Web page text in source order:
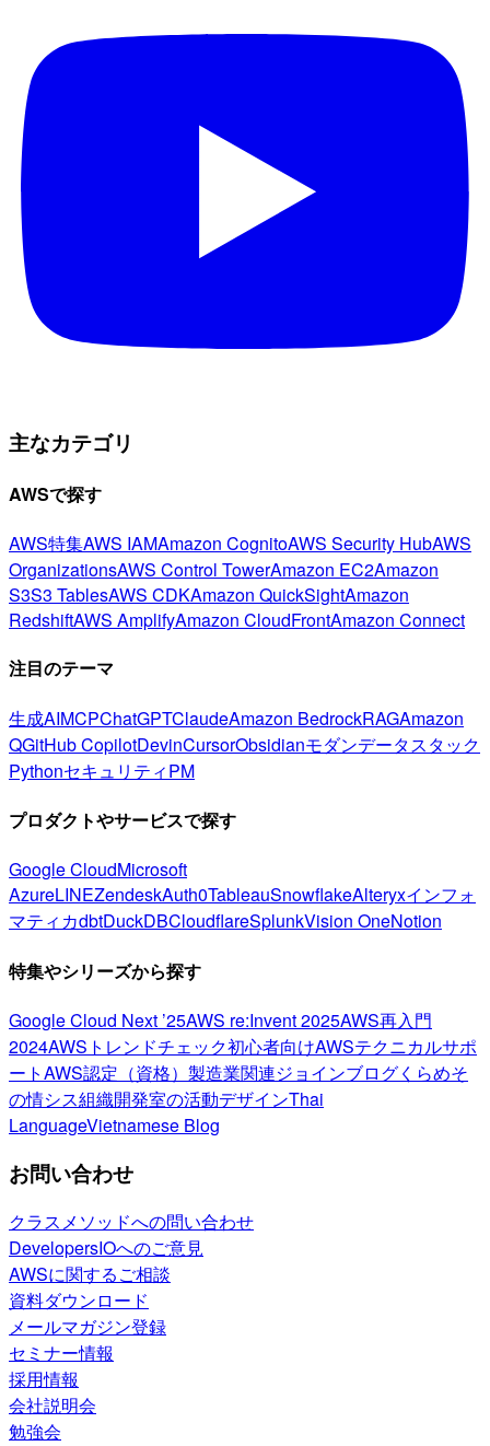
主なカテゴリ
AWSで探す
AWS特集AWS IAMAmazon CognitoAWS Security HubAWS
OrganizationsAWS Control TowerAmazon EC2Amazon
S3S3 TablesAWS CDKAmazon QuickSightAmazon
RedshiftAWS AmplifyAmazon CloudFrontAmazon Connect
注目のテーマ
生成AIMCPChatGPTClaudeAmazon BedrockRAGAmazon
QGitHub CopilotDevinCursorObsidianモダンデータスタック
PythonセキュリティPM
プロダクトやサービスで探す
Google CloudMicrosoft
AzureLINEZendeskAuth0TableauSnowflakeAlteryxインフォ
マティカdbtDuckDBCloudflareSplunkVision OneNotion
特集やシリーズから探す
Google Cloud Next ’25AWS re:Invent 2025AWS再入門
2024AWSトレンドチェック初心者向けAWSテクニカルサポ
ートAWS認定（資格） 製造業関連ジョインブログくらめそ
の情シス組織開発室の活動デザインThai
LanguageVietnamese Blog
お問い合わせ
クラスメソッドへの問い合わせ
DevelopersIOへのご意見
AWSに関するご相談
資料ダウンロード
メールマガジン登録
セミナー情報
採用情報
会社説明会
勉強会